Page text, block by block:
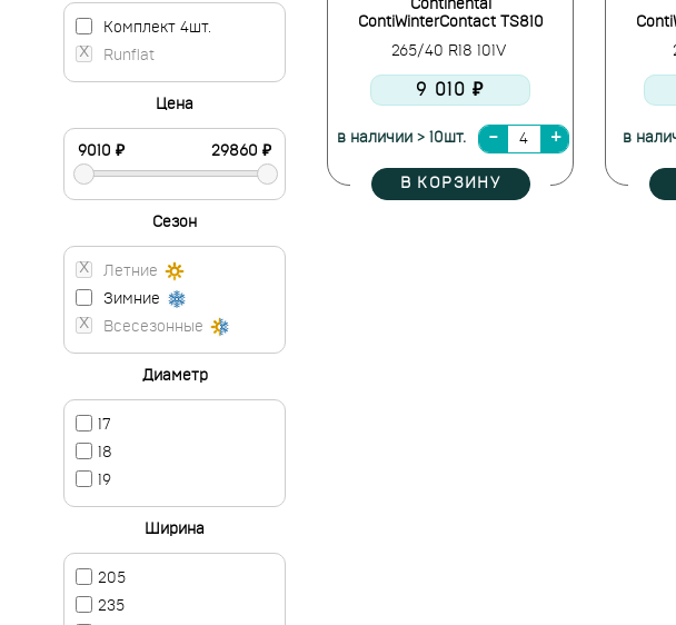
Continental
ContiWinterContact TS810
265/40 R18 101V
9 010 ₽
в наличии > 10шт.
В КОРЗИНУ
в
Комплект 4шт.
Runflat
Цена
Сезон
Летние
Зимние
Всесезонные
Диаметр
17
18
19
Ширина
205
235